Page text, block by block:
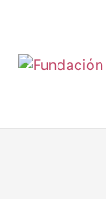
contenido